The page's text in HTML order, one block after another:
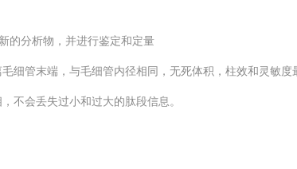
的分析物，并进行鉴定和定量
细管末端，与毛细管内径相同，无死体积，柱效和灵敏度
不会丢失过小和过大的肽段信息。